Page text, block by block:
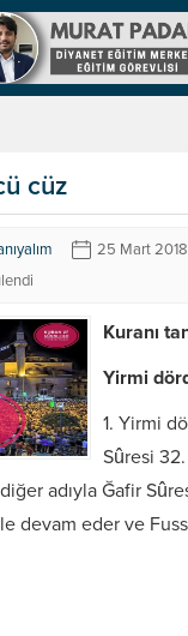
cüz
25 Mart 2018
Kuranı
Yirmi
1. Yirmi
Sûresi
adıyla Ğafir
devam eder ve